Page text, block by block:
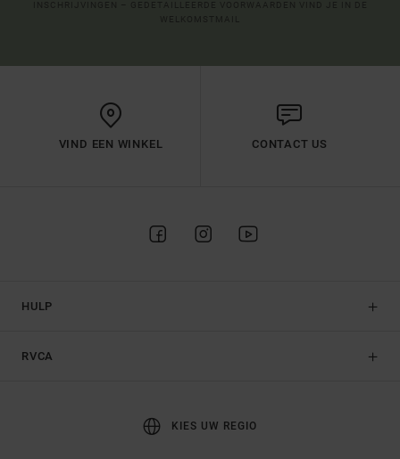
VIND EEN WINKEL CONTACT US
HULP
RVCA
KIES UW REGIO